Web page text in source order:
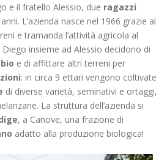
e il fratello Alessio, due ragazzi
L’azienda nasce nel 1966 grazie al
e tramanda l’attività agricola al
insieme ad Alessio decidono di
e di affittare altri terreni per
: in circa 9 ettari vengono coltivate
di diverse varietà, seminativi e ortaggi,
La struttura dell’azienda si
, a Canove, una frazione di
adatto alla produzione biologica!